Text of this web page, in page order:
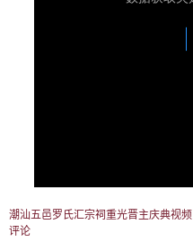
潮汕五邑罗氏汇宗祠重光晋主庆典视频
评论